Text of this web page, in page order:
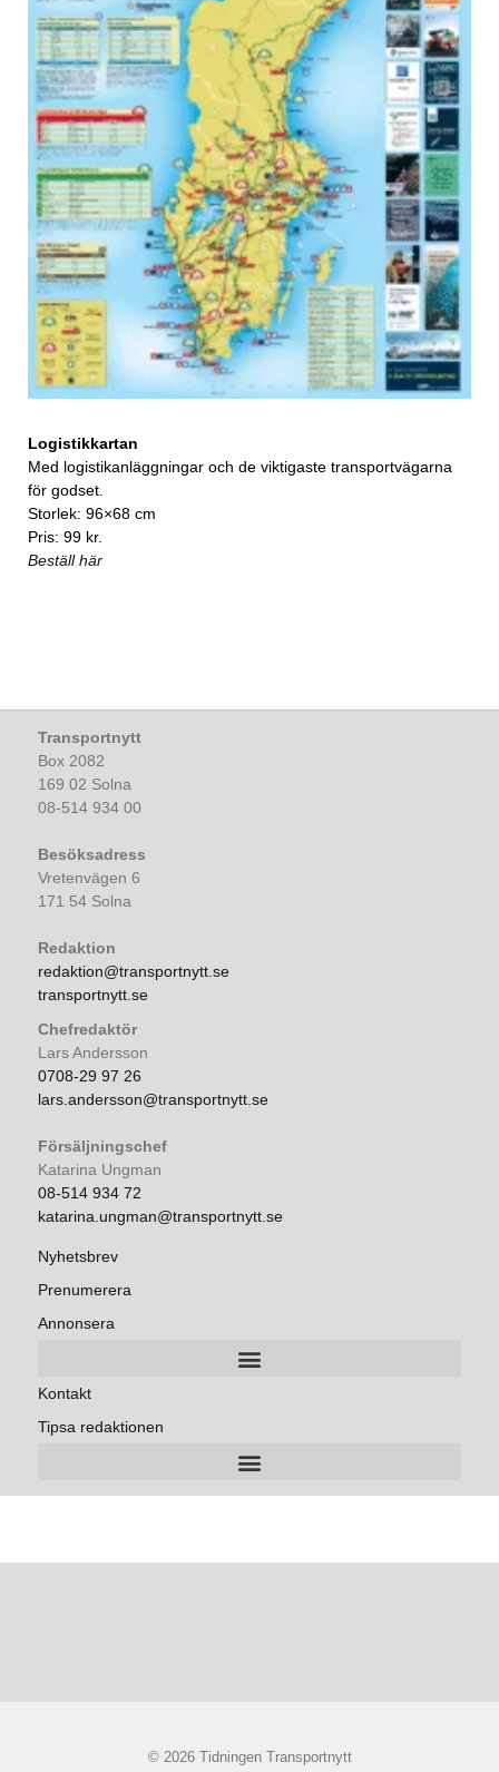
Logistikkartan
Med logistikanläggningar och de viktigaste transportvägarna
för godset.
Storlek: 96×68 cm
Pris: 99 kr.
Beställ här
Transportnytt
Box 2082
169 02 Solna
08-514 934 00
Besöksadress
Vretenvägen 6
171 54 Solna
Redaktion
redaktion@transportnytt.se
transportnytt.se
Chefredaktör
Lars Andersson
0708-29 97 26
lars.andersson@transportnytt.se
Försäljningschef
Katarina Ungman
08-514 934 72
katarina.ungman@transportnytt.se
Nyhetsbrev
Prenumerera
Annonsera
Kontakt
Tipsa redaktionen
© 2026 Tidningen Transportnytt